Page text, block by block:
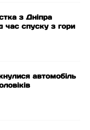
з Дніпра
час спуску з гори
автомобіль